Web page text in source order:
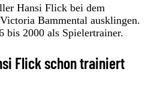
Hansi Flick bei dem
Bammental ausklingen.
bis 2000 als Spielertrainer.
Flick schon trainiert